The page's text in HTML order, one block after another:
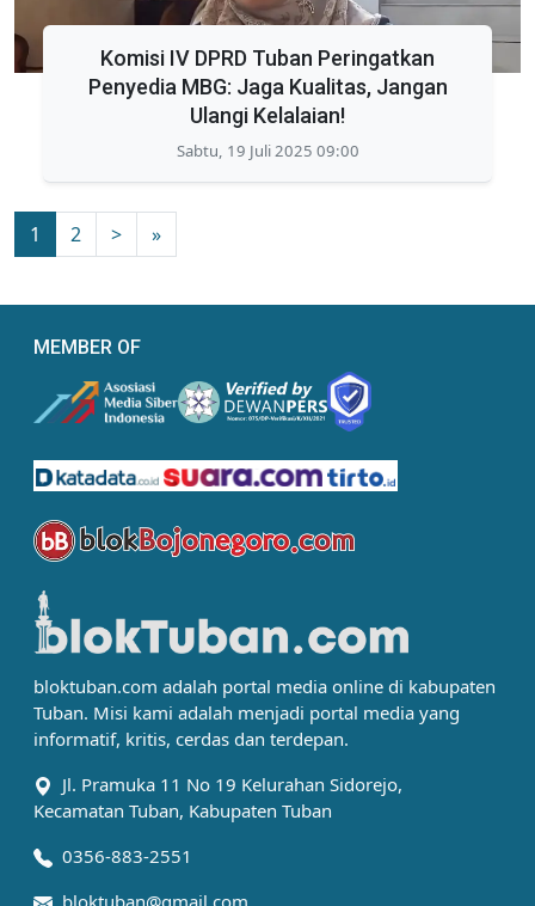
Komisi IV DPRD Tuban Peringatkan
Penyedia MBG: Jaga Kualitas, Jangan
Ulangi Kelalaian!
Sabtu, 19 Juli 2025 09:00
1 2 > »
MEMBER OF
bloktuban.com adalah portal media online di kabupaten
Tuban. Misi kami adalah menjadi portal media yang
informatif, kritis, cerdas dan terdepan.
Jl. Pramuka 11 No 19 Kelurahan Sidorejo,
Kecamatan Tuban, Kabupaten Tuban
0356-883-2551